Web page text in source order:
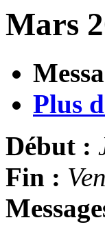
Mars
Plus
Début :
Fin :